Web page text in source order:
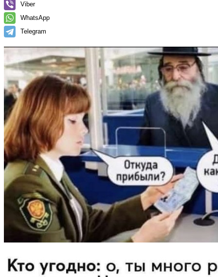
Viber
WhatsApp
Telegram